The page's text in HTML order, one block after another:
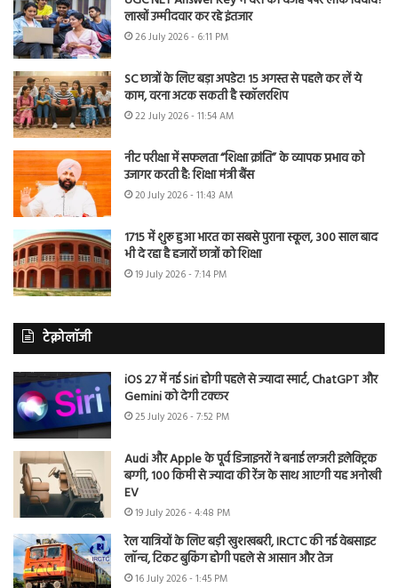
लाखों उम्मीदवार कर रहे इंतजार
26 July 2026 - 6:11 PM
SC छात्रों के लिए बड़ा अपडेट! 15 अगस्त से पहले कर लें ये
काम, वरना अटक सकती है स्कॉलरशिप
22 July 2026 - 11:54 AM
नीट परीक्षा में सफलता “शिक्षा क्रांति” के व्यापक प्रभाव को
उजागर करती है: शिक्षा मंत्री बैंस
20 July 2026 - 11:43 AM
1715 में शुरू हुआ भारत का सबसे पुराना स्कूल, 300 साल बाद
भी दे रहा है हजारों छात्रों को शिक्षा
19 July 2026 - 7:14 PM
टेक्नोलॉजी
iOS 27 में नई Siri होगी पहले से ज्यादा स्मार्ट, ChatGPT और
Gemini को देगी टक्कर
25 July 2026 - 7:52 PM
Audi और Apple के पूर्व डिजाइनरों ने बनाई लग्जरी इलेक्ट्रिक
बग्गी, 100 किमी से ज्यादा की रेंज के साथ आएगी यह अनोखी
EV
19 July 2026 - 4:48 PM
रेल यात्रियों के लिए बड़ी खुशखबरी, IRCTC की नई वेबसाइट
लॉन्च, टिकट बुकिंग होगी पहले से आसान और तेज
16 July 2026 - 1:45 PM